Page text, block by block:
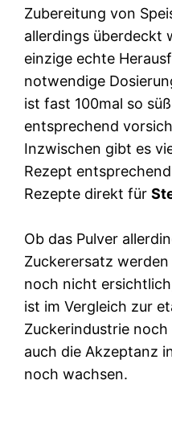
Zubereitung von
allerdings überdeckt
einzige echte
notwendige
ist fast 100mal so
entsprechend
Inzwischen gibt es
Rezept
Rezepte direkt für
Ob das Pulver
Zuckerersatz
noch nicht
ist im Vergleich zur
Zuckerindustrie
auch die Akzeptanz
noch wachsen.